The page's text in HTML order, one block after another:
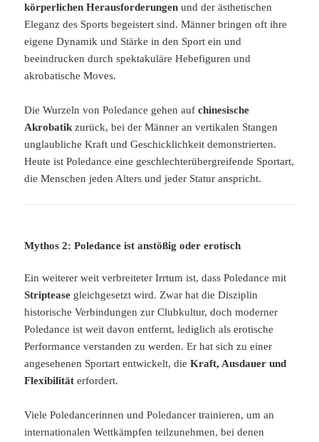
körperlichen Herausforderungen und der ästhetischen
Eleganz des Sports begeistert sind. Männer bringen oft ihre
eigene Dynamik und Stärke in den Sport ein und
beeindrucken durch spektakuläre Hebefiguren und
akrobatische Moves.
Die Wurzeln von Poledance gehen aufchinesische
Akrobatik zurück, bei der Männer an vertikalen Stangen
unglaubliche Kraft und Geschicklichkeit demonstrierten.
Heute ist Poledance eine geschlechterübergreifende Sportart,
die Menschen jeden Alters und jeder Statur anspricht.
Mythos 2: Poledance ist anstößig oder erotisch
Ein weiterer weit verbreiteter Irrtum ist, dass Poledance mit
Striptease gleichgesetzt wird. Zwar hat die Disziplin
historische Verbindungen zur Clubkultur, doch moderner
Poledance ist weit davon entfernt, lediglich als erotische
Performance verstanden zu werden. Er hat sich zu einer
angesehenen Sportart entwickelt, dieKraft, Ausdauer und
Flexibilität erfordert.
Viele Poledancerinnen und Poledancer trainieren, um an
internationalen Wettkämpfen teilzunehmen, bei denen